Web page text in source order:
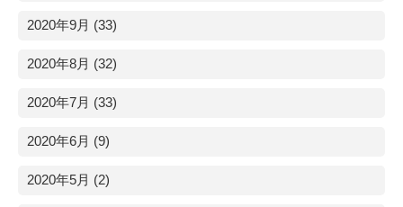
2020年9月 (33)
2020年8月 (32)
2020年7月 (33)
2020年6月 (9)
2020年5月 (2)